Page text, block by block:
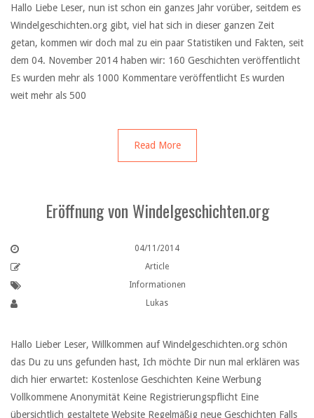
Hallo Liebe Leser, nun ist schon ein ganzes Jahr vorüber, seitdem es
Windelgeschichten.org gibt, viel hat sich in dieser ganzen Zeit
getan, kommen wir doch mal zu ein paar Statistiken und Fakten, seit
dem 04. November 2014 haben wir: 160 Geschichten veröffentlicht
Es wurden mehr als 1000 Kommentare veröffentlicht Es wurden
weit mehr als 500
Read More
Eröffnung von Windelgeschichten.org
04/11/2014
Article
Informationen
Lukas
Hallo Lieber Leser, Willkommen auf Windelgeschichten.org schön
das Du zu uns gefunden hast, Ich möchte Dir nun mal erklären was
dich hier erwartet: Kostenlose Geschichten Keine Werbung
Vollkommene Anonymität Keine Registrierungspflicht Eine
übersichtlich gestaltete Website Regelmäßig neue Geschichten Falls